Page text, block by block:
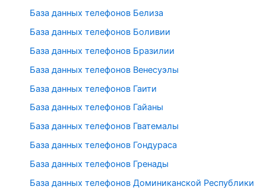
База данных телефонов Белиза
База данных телефонов Боливии
База данных телефонов Бразилии
База данных телефонов Венесуэлы
База данных телефонов Гаити
База данных телефонов Гайаны
База данных телефонов Гватемалы
База данных телефонов Гондураса
База данных телефонов Гренады
База данных телефонов Доминиканской Республики